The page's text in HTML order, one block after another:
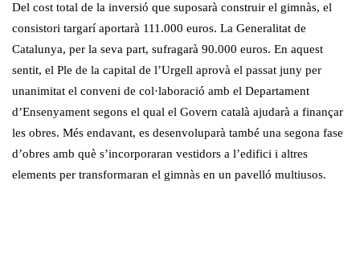
Del cost total de la inversió que suposarà construir el gimnàs, el
consistori targarí aportarà 111.000 euros. La Generalitat de
Catalunya, per la seva part, sufragarà 90.000 euros. En aquest
sentit, el Ple de la capital de l’Urgell aprovà el passat juny per
unanimitat el conveni de col·laboració amb el Departament
d’Ensenyament segons el qual el Govern català ajudarà a finançar
les obres. Més endavant, es desenvoluparà també una segona fase
d’obres amb què s’incorporaran vestidors a l’edifici i altres
elements per transformaran el gimnàs en un pavelló multiusos.